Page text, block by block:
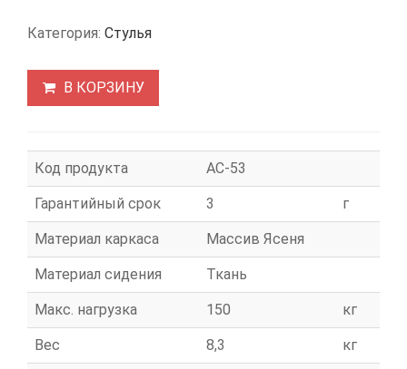
Категория: Стулья
В КОРЗИНУ
Код продукта АС-53
Гарантийный срок 3 г
Материал каркаса Массив Ясеня
Материал сидения Ткань
Макс. нагрузка 150 кг
Вес 8,3 кг